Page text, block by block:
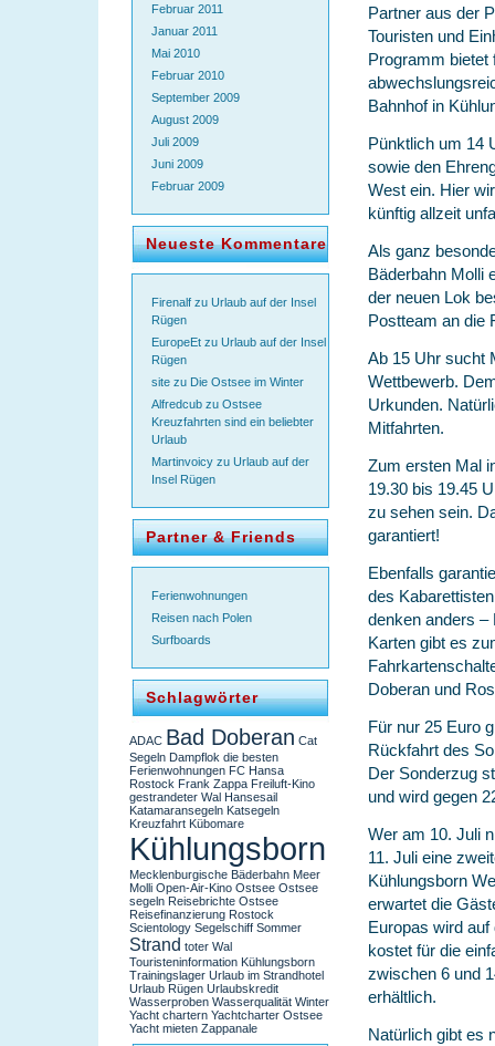
Februar 2011
Januar 2011
Mai 2010
Februar 2010
September 2009
August 2009
Juli 2009
Juni 2009
Februar 2009
Neueste Kommentare
Firenalf zu Urlaub auf der Insel
Rügen
EuropeEt zu Urlaub auf der Insel
Rügen
site zu Die Ostsee im Winter
Alfredcub zu Ostsee
Kreuzfahrten sind ein beliebter
Urlaub
Martinvoicy zu Urlaub auf der
Insel Rügen
Partner & Friends
Ferienwohnungen
Reisen nach Polen
Surfboards
Schlagwörter
ADAC Bad Doberan Cat
Segeln Dampflok die besten
Ferienwohnungen FC Hansa
Rostock Frank Zappa Freiluft-Kino
gestrandeter Wal Hansesail
Katamaransegeln Katsegeln
Kreuzfahrt Kübomare
Kühlungsborn
Mecklenburgische Bäderbahn Meer
Molli Open-Air-Kino Ostsee Ostsee
segeln Reisebrichte Ostsee
Reisefinanzierung Rostock
Scientology Segelschiff Sommer
Strand toter Wal
Touristeninformation Kühlungsborn
Trainingslager Urlaub im Strandhotel
Urlaub Rügen Urlaubskredit
Wasserproben Wasserqualität Winter
Yacht chartern Yachtcharter Ostsee
Yacht mieten Zappanale
Partner aus der
Touristen und
Programm bietet
Bahnhof in
Pünktlich um 14
sowie den
West ein. Hier
künftig allzeit
Als ganz
Bäderbahn Molli
der neuen Lok
Postteam an die
Ab 15 Uhr sucht
Wettbewerb.
Urkunden.
Mitfahrten.
Zum ersten Mal
19.30 bis 19.45
zu sehen sein.
garantiert!
Ebenfalls
des
denken anders –
Karten gibt es
Doberan und
Für nur 25 Euro
Rückfahrt des
Der Sonderzug
und wird gegen
Wer am 10. Juli
11. Juli eine
Kühlungsborn
erwartet die
Europas wird
kostet für die
zwischen 6 und
erhältlich.
Natürlich gibt es